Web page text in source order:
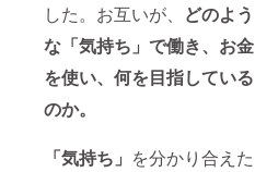
した。お互いが、 どのよう
な「気持ち」で働き、お金
を使い、何を目指している
のか。
「気持ち」 を分かり合えた